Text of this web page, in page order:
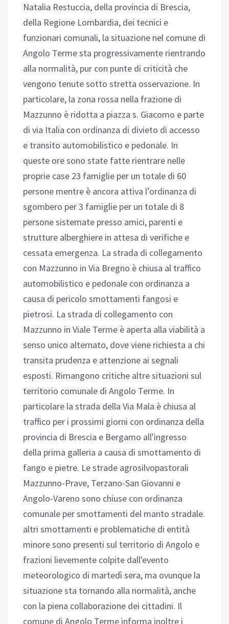
Natalia Restuccia, della provincia di Brescia,
della Regione Lombardia, dei tecnici e
funzionari comunali, la situazione nel comune di
Angolo Terme sta progressivamente rientrando
alla normalità, pur con punte di criticità che
vengono tenute sotto stretta osservazione. In
particolare, la zona rossa nella frazione di
Mazzunno è ridotta a piazza s. Giacomo e parte
di via Italia con ordinanza di divieto di accesso
e transito automobilistico e pedonale. In
queste ore sono state fatte rientrare nelle
proprie case 23 famiglie per un totale di 60
persone mentre è ancora attiva l’ordinanza di
sgombero per 3 famiglie per un totale di 8
persone sistemate presso amici, parenti e
strutture alberghiere in attesa di verifiche e
cessata emergenza. La strada di collegamento
con Mazzunno in Via Bregno è chiusa al traffico
automobilistico e pedonale con ordinanza a
causa di pericolo smottamenti fangosi e
pietrosi. La strada di collegamento con
Mazzunno in Viale Terme è aperta alla viabilità a
senso unico alternato, dove viene richiesta a chi
transita prudenza e attenzione ai segnali
esposti. Rimangono critiche altre situazioni sul
territorio comunale di Angolo Terme. In
particolare la strada della Via Mala è chiusa al
traffico per i prossimi giorni con ordinanza della
provincia di Brescia e Bergamo all'ingresso
della prima galleria a causa di smottamento di
fango e pietre. Le strade agrosilvopastorali
Mazzunno-Prave, Terzano-San Giovanni e
Angolo-Vareno sono chiuse con ordinanza
comunale per smottamenti del manto stradale.
altri smottamenti e problematiche di entità
minore sono presenti sul territorio di Angolo e
frazioni lievemente colpite dall'evento
meteorologico di martedì sera, ma ovunque la
situazione sta tornando alla normalità, anche
con la piena collaborazione dei cittadini. Il
comune di Angolo Terme informa inoltre i